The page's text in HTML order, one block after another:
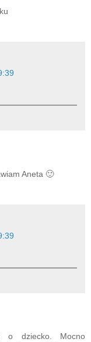
Aneta 🙂
o dziecko. Mocno